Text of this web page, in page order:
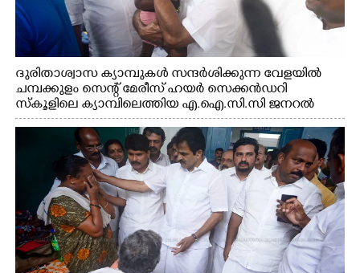
ദുരിതാശ്വാസ ക്യാമ്പുകൾ സന്ദർശിക്കുന്ന വേളയിൽ
ചമ്പക്കുളം സെന്റ് മേരീസ് ഹയർ സെക്കൻഡറി
സ്കൂളിലെ ക്യാമ്പിലെത്തിയ എ.ഐ.സി.സി ജനറൽ
സെക്രട്ടറി കെ.സി വേണുഗോപാൽ എം.പി കുരുന്നിനെ
എടുത്ത് ലാളിച്ചപ്പോൾ. സഹകരണ-എക്സൈസ്
വകുപ്പ് മന്ത്രി എം. ലിജു, കൃഷിവകുപ്പ് മന്ത്രി ടി. സിദ്ദിഖ്,
റെജി ചെറിയാൻ എം. എൽ. എ എന്നിവർ സമീപം